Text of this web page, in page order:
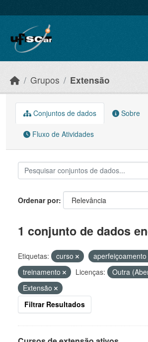
Grupos Extensão
Conjuntos de dados Sobre
Fluxo de Atividades
Ordenar por
1 conjunto de dados
Etiquetas: curso
aperfeiçoamento
treinamento
Licenças: Outra
Extensão
Filtrar Resultados